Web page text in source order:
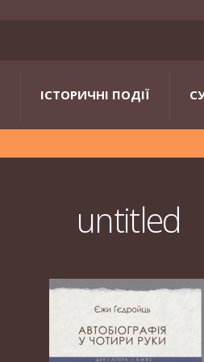
ІСТОРИЧНІ ПОДІЇ
untitled